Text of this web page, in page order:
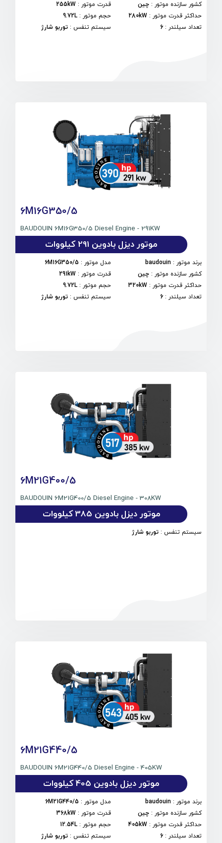
کشور سازنده موتور : چین قدرت موتور :
255kW
حداکثر قدرت موتور :
280kW حجم موتور :
9.72L
تعداد سیلندر :
6 سیستم تنفس : توربو شارژ
6M16G350/5
BAUDOUIN 6M16G350/5 Diesel Engine - 291KW
موتور دیزل بادوین 291 کیلووات
برند موتور :
baudouin مدل موتور :
6M16G350/5
کشور سازنده موتور : چین قدرت موتور :
291kW
حداکثر قدرت موتور :
320kW حجم موتور :
9.72L
تعداد سیلندر :
6 سیستم تنفس : توربو شارژ
6M21G400/5
BAUDOUIN 6M21G400/5 Diesel Engine - 308KW
موتور دیزل بادوین 385 کیلووات
سیستم تنفس : توربو شارژ
6M21G440/5
BAUDOUIN 6M21G440/5 Diesel Engine - 405KW
موتور دیزل بادوین 405 کیلووات
برند موتور :
baudouin مدل موتور :
6M21G440/5
کشور سازنده موتور : چین قدرت موتور :
368kW
حداکثر قدرت موتور :
405kW حجم موتور :
12.54L
تعداد سیلندر :
6 سیستم تنفس : توربو شارژ